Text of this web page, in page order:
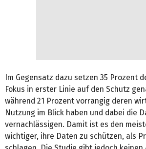
Im Gegensatz dazu setzen 35 Prozent
Fokus in erster Linie auf den Schutz
während 21 Prozent vorrangig deren
Nutzung im Blick haben und dabei die
vernachlässigen. Damit ist es den
wichtiger, ihre Daten zu schützen, als